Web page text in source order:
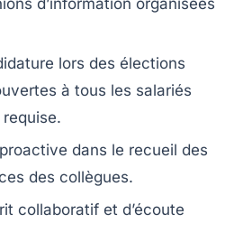
d’information organisées
lors des élections
à tous les salariés
dans le recueil des
des collègues.
collaboratif et d’écoute